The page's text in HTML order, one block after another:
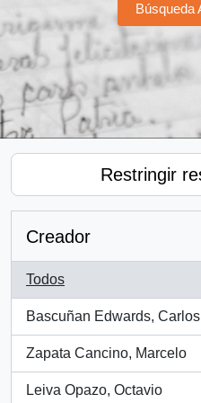
Búsqueda
Restringir
Creador
Todos
Bascuñan Edwards, Carlos
, 1 resultados
Zapata Cancino, Marcelo
, 1 resultados
Leiva Opazo, Octavio
, 1 resultados